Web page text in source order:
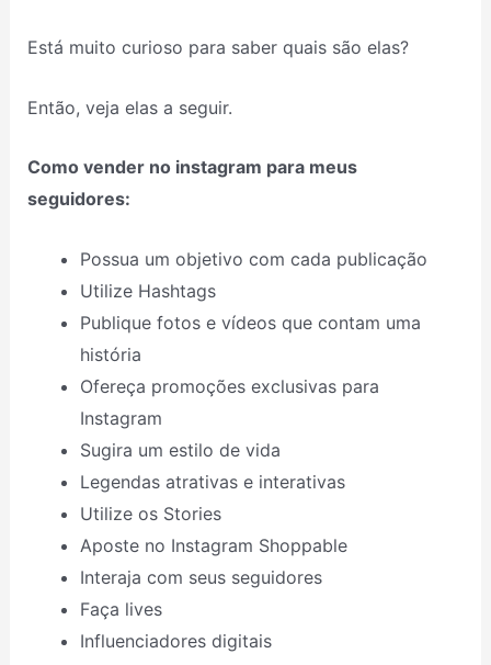
Está muito curioso para saber quais são elas?
Então, veja elas a seguir.
Como vender no instagram para meus
seguidores:
Possua um objetivo com cada publicação
Utilize Hashtags
Publique fotos e vídeos que contam uma
história
Ofereça promoções exclusivas para
Instagram
Sugira um estilo de vida
Legendas atrativas e interativas
Utilize os Stories
Aposte no Instagram Shoppable
Interaja com seus seguidores
Faça lives
Influenciadores digitais